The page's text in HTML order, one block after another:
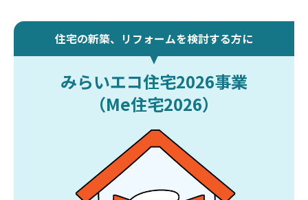
住宅の新築、リフォームを検討する方に
みらいエコ住宅2026事業
（Me住宅2026）